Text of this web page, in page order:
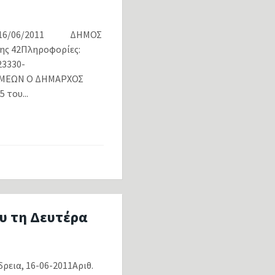
06/2011 ΔΗΜΟΣ
Ο ΔΗΜΑΡΧΟΣ
του...
τη Δευτέρα
16-06-2011Αριθ.